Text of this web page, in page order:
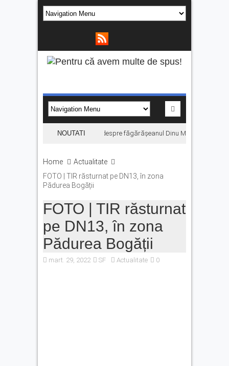
NOUTATI
„Hoinari prin munți”, filmul despre făgărășeanul Dinu Mititeanu, se
Home
Actualitate
FOTO | TIR răsturnat pe DN13, în zona
Pădurea Bogății
FOTO | TIR răsturnat
pe DN13, în zona
Pădurea Bogății
mart. 29, 2022 SF Actualitate 0